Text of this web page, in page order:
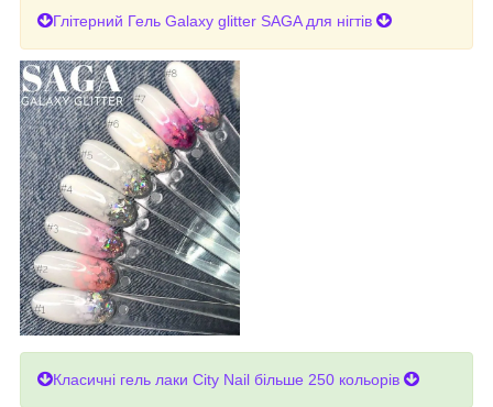
Глітерний Гель Galaxy glitter SAGA для нігтів
Класичні гель лаки City Nail більше 250 кольорів